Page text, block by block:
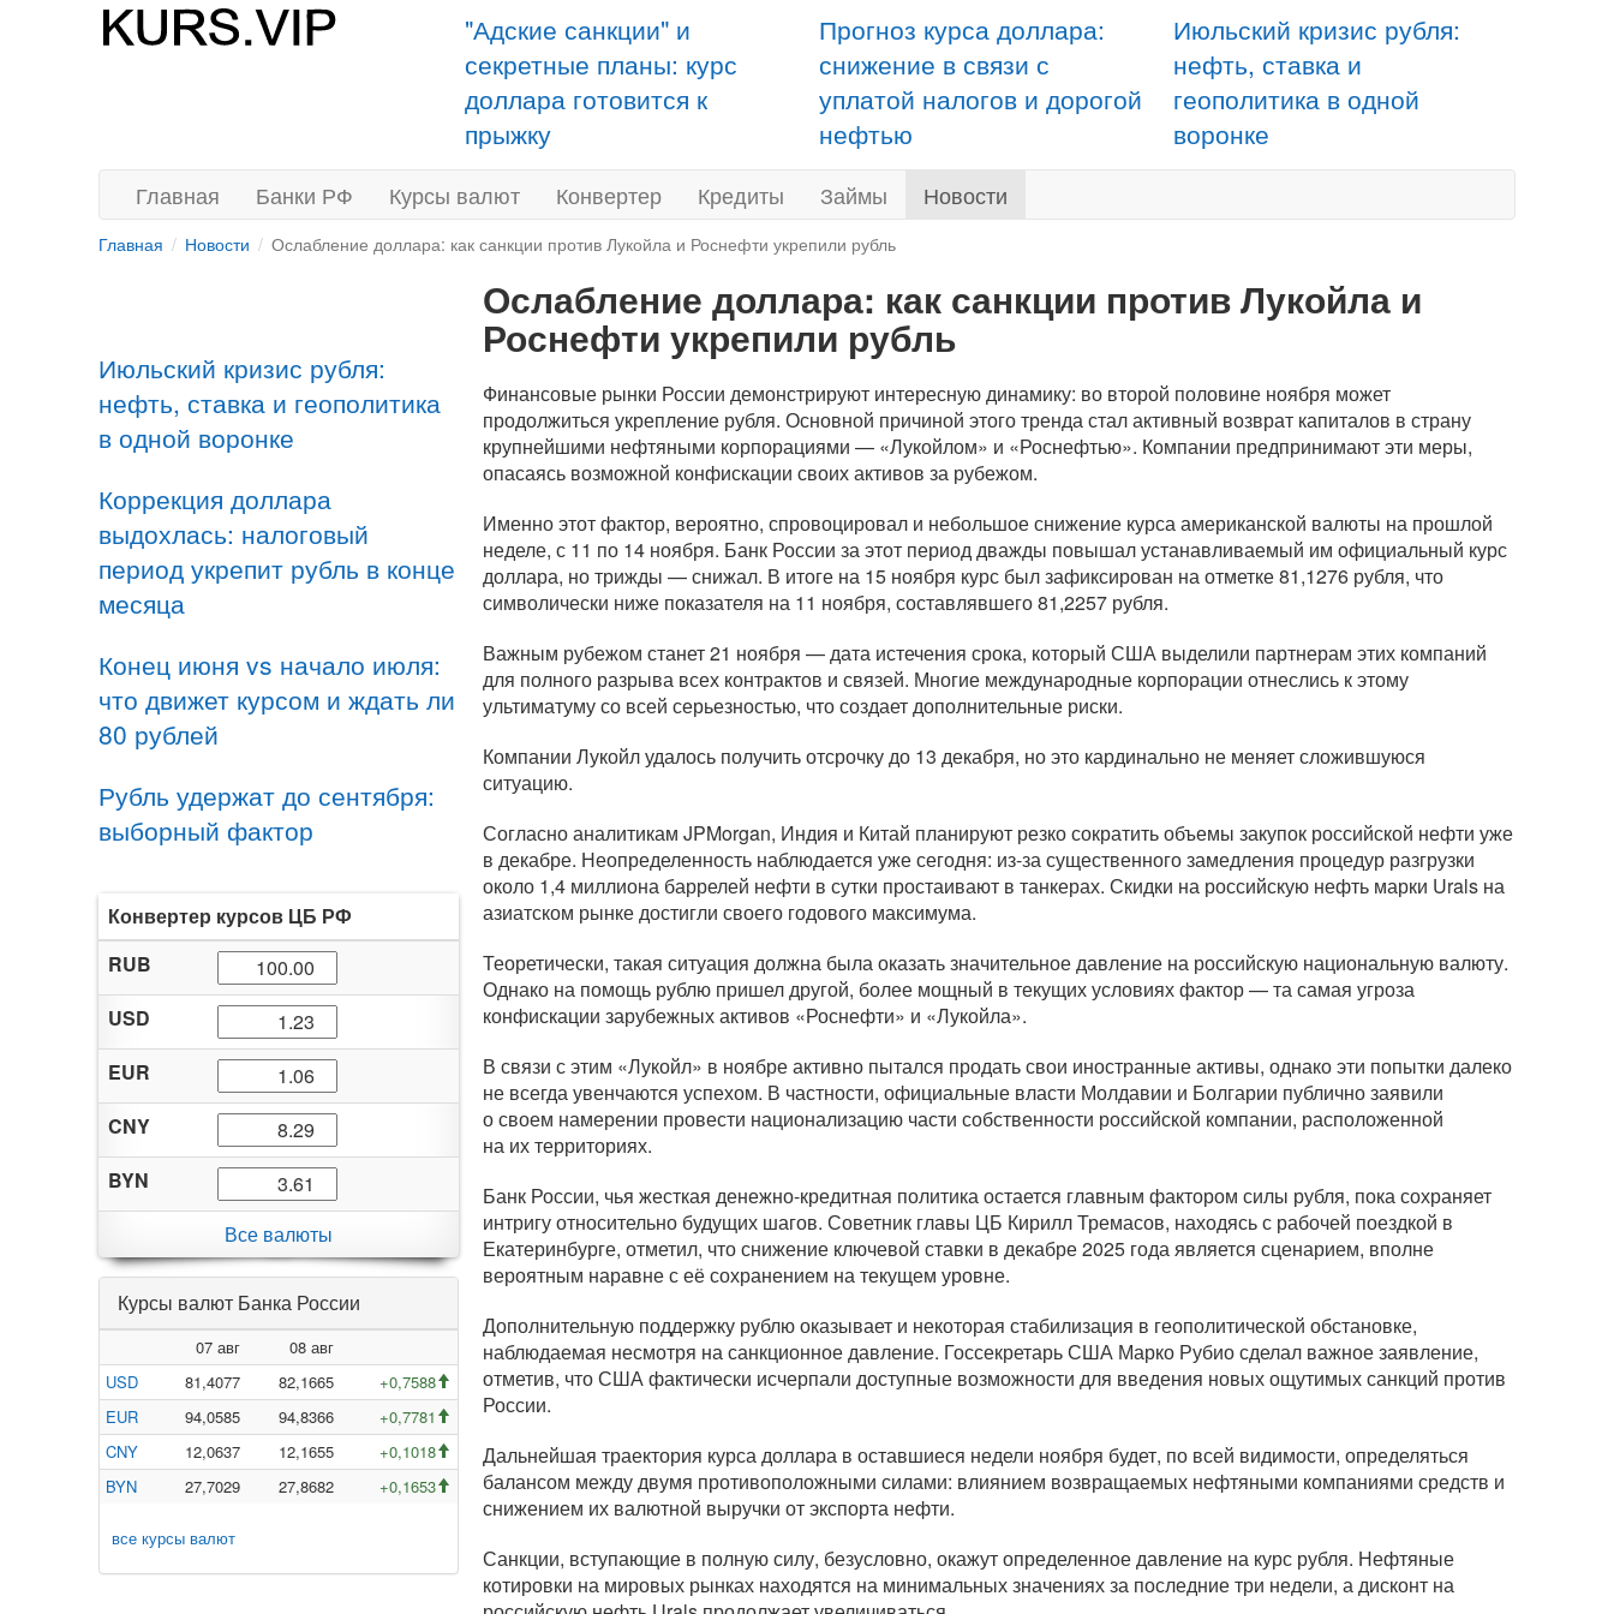
"Адские санкции" и
секретные планы: курс
доллара готовится к
прыжку
Прогноз курса доллара:
снижение в связи с
уплатой налогов и дорогой
нефтью
Июльский кризис рубля:
нефть, ставка и
геополитика в одной
воронке
Главная Банки РФ Курсы валют Конвертер Кредиты Займы Новости
Главная Новости Ослабление доллара: как санкции против Лукойла и Роснефти укрепили рубль
Июльский кризис рубля:
нефть, ставка и геополитика
в одной воронке
Коррекция доллара
выдохлась: налоговый
период укрепит рубль в конце
месяца
Конец июня vs начало июля:
что движет курсом и ждать ли
80 рублей
Рубль удержат до сентября:
выборный фактор
Конвертер курсов ЦБ РФ
RUB
USD
EUR
CNY
BYN
Все валюты
Курсы валют Банка России
07 авг
08 авг
USD
81,4077 82,1665
+0,7588
EUR
94,0585 94,8366
+0,7781
CNY
12,0637 12,1655
+0,1018
BYN
27,7029 27,8682 +0,1653
все курсы валют
Ослабление доллара: как санкции против Лукойла и
Роснефти укрепили рубль
Финансовые рынки России демонстрируют интересную динамику: во второй половине ноября может
продолжиться укрепление рубля. Основной причиной этого тренда стал активный возврат капиталов в страну
крупнейшими нефтяными корпорациями — «Лукойлом» и «Роснефтью». Компании предпринимают эти меры,
опасаясь возможной конфискации своих активов за рубежом.
Именно этот фактор, вероятно, спровоцировал и небольшое снижение курса американской валюты на прошлой
неделе, с 11 по 14 ноября. Банк России за этот период дважды повышал устанавливаемый им официальный курс
доллара, но трижды — снижал. В итоге на 15 ноября курс был зафиксирован на отметке 81,1276 рубля, что
символически ниже показателя на 11 ноября, составлявшего 81,2257 рубля.
Важным рубежом станет 21 ноября — дата истечения срока, который США выделили партнерам этих компаний
для полного разрыва всех контрактов и связей. Многие международные корпорации отнеслись к этому
ультиматуму со всей серьезностью, что создает дополнительные риски.
Компании Лукойл удалось получить отсрочку до 13 декабря, но это кардинально не меняет сложившуюся
ситуацию.
Согласно аналитикам JPMorgan, Индия и Китай планируют резко сократить объемы закупок российской нефти уже
в декабре. Неопределенность наблюдается уже сегодня: из-засущественного замедления процедур разгрузки
около 1,4 миллиона баррелей нефти в сутки простаивают в танкерах. Скидки на российскую нефть марки Urals на
азиатском рынке достигли своего годового максимума.
Теоретически, такая ситуация должна была оказать значительное давление на российскую национальную валюту.
Однако на помощь рублю пришел другой, более мощный в текущих условиях фактор — та самая угроза
конфискации зарубежных активов «Роснефти» и «Лукойла».
В связи с этим «Лукойл» в ноябре активно пытался продать свои иностранные активы, однако эти попытки далеко
не всегда увенчаются успехом. В частности, официальные власти Молдавии и Болгарии публично заявили
о своем намерении провести национализацию части собственности российской компании, расположенной
на их территориях.
Банк России, чья жесткая денежно-кредитная политика остается главным фактором силы рубля, пока сохраняет
интригу относительно будущих шагов. Советник главы ЦБ Кирилл Тремасов, находясь с рабочей поездкой в
Екатеринбурге, отметил, что снижение ключевой ставки в декабре 2025 года является сценарием, вполне
вероятным наравне с её сохранением на текущем уровне.
Дополнительную поддержку рублю оказывает и некоторая стабилизация в геополитической обстановке,
наблюдаемая несмотря на санкционное давление. Госсекретарь США Марко Рубио сделал важное заявление,
отметив, что США фактически исчерпали доступные возможности для введения новых ощутимых санкций против
России.
Дальнейшая траектория курса доллара в оставшиеся недели ноября будет, по всей видимости, определяться
балансом между двумя противоположными силами: влиянием возвращаемых нефтяными компаниями средств и
снижением их валютной выручки от экспорта нефти.
Санкции, вступающие в полную силу, безусловно, окажут определенное давление на курс рубля. Нефтяные
котировки на мировых рынках находятся на минимальных значениях за последние три недели, а дисконт на